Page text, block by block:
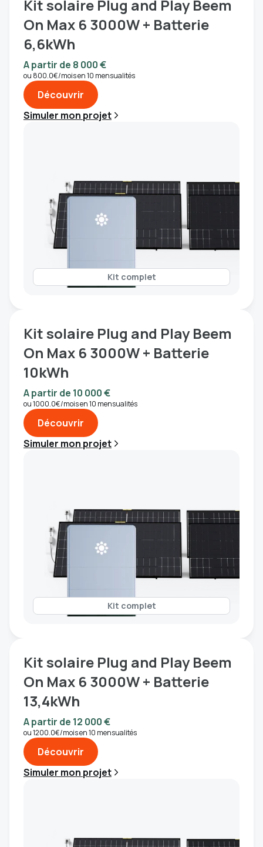
Kit solaire Plug and Play Beem
On Max 6 3000W + Batterie
6,6kWh
A partir de 8 000 €
ou 800.0€/mois en 10 mensualités
Découvrir
Simuler mon projet
Kit complet
Kit solaire Plug and Play Beem
On Max 6 3000W + Batterie
10kWh
A partir de 10 000 €
ou 1000.0€/mois en 10 mensualités
Découvrir
Simuler mon projet
Kit complet
Kit solaire Plug and Play Beem
On Max 6 3000W + Batterie
13,4kWh
A partir de 12 000 €
ou 1200.0€/mois en 10 mensualités
Découvrir
Simuler mon projet